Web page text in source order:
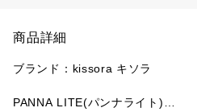
商品詳細
ブランド：kissora キソラ
PANNA LITE(パンナライト)